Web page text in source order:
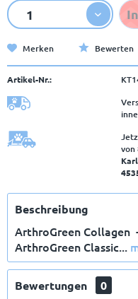
Merken Bewerten
Artikel-Nr.:
von
Beschreibung
ArthroGreen Collagen
ArthroGreen Classic...
Bewertungen 0